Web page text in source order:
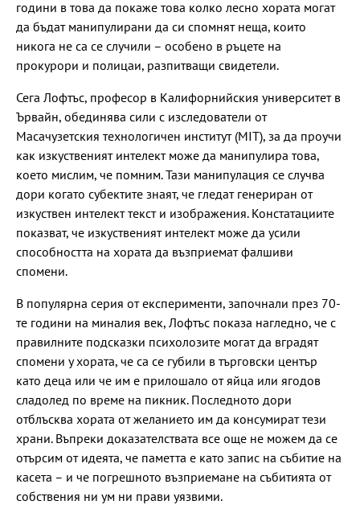
години в това да покаже това колко лесно хората могат
да бъдат манипулирани да си спомнят неща, които
никога не са се случили – особено в ръцете на
прокурори и полицаи, разпитващи свидетели.
Сега Лофтъс, професор в Калифорнийския университет в
Ървайн, обединява сили с изследователи от
Масачузетския технологичен институт (MIT), за да проучи
как изкуственият интелект може да манипулира това,
което мислим, че помним. Тази манипулация се случва
дори когато субектите знаят, че гледат генериран от
изкуствен интелект текст и изображения. Констатациите
показват, че изкуственият интелект може да усили
способността на хората да възприемат фалшиви
спомени.
В популярна серия от експерименти, започнали през 70-
те години на миналия век, Лофтъс показа нагледно, че с
правилните подсказки психолозите могат да вградят
спомени у хората, че са се губили в търговски център
като деца или че им е прилошало от яйца или ягодов
сладолед по време на пикник. Последното дори
отблъсква хората от желанието им да консумират тези
храни. Въпреки доказателствата все още не можем да се
отърсим от идеята, че паметта е като запис на събитие на
касета – и че погрешното възприемане на събитията от
собствения ни ум ни прави уязвими.